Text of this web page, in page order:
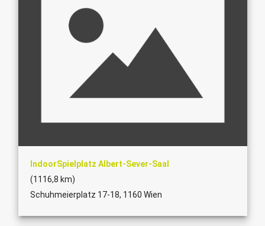
IndoorSpielplatz Albert-Sever-Saal
(1116,8 km)
Schuhmeierplatz 17-18, 1160 Wien